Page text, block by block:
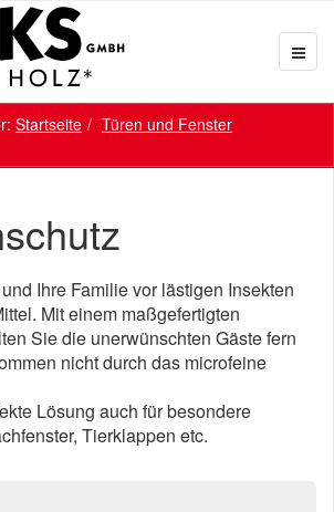
Startseite
Türen und Fenster
Ihre Familie vor lästigen Insekten
Mit einem maßgefertigten
Sie die unerwünschten Gäste fern
nicht durch das microfeine
Lösung auch für besondere
Tierklappen etc.